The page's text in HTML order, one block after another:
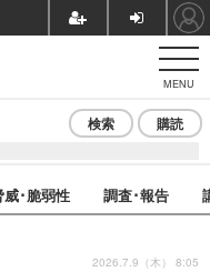
MENU
検索 購読
威･脆弱性 調査･報告
2026.7.9（木） 8:05